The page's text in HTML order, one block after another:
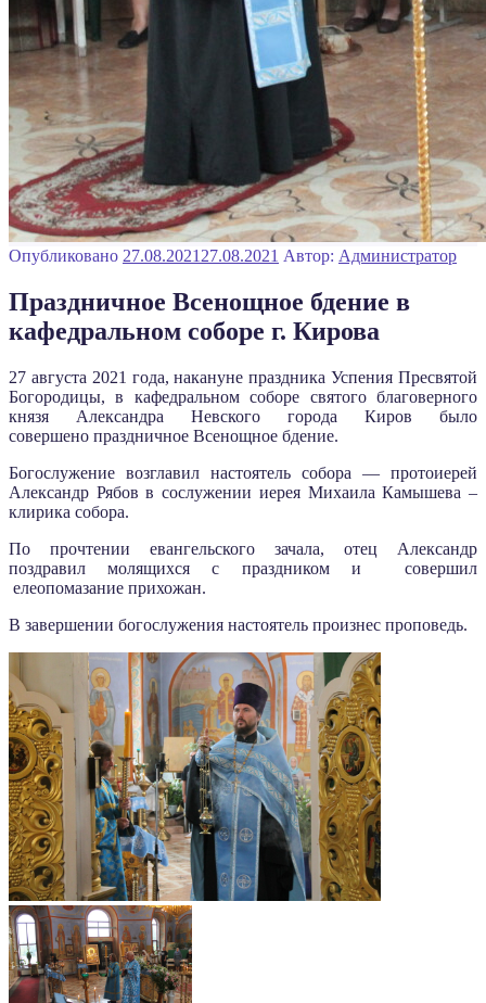
Опубликовано 27.08.2021 27.08.2021 Автор: Администратор
Праздничное Всенощное бдение в
кафедральном соборе г. Кирова
27 августа 2021 года, накануне праздника Успения Пресвятой
Богородицы, в кафедральном соборе святого благоверного
князя Александра Невского города Киров было
совершено праздничное Всенощное бдение.
Богослужение возглавил настоятель собора — протоиерей
Александр Рябов в сослужении иерея Михаила Камышева –
клирика собора.
По прочтении евангельского зачала, отец Александр
поздравил молящихся с праздником и совершил
елеопомазание прихожан.
В завершении богослужения настоятель произнес проповедь.